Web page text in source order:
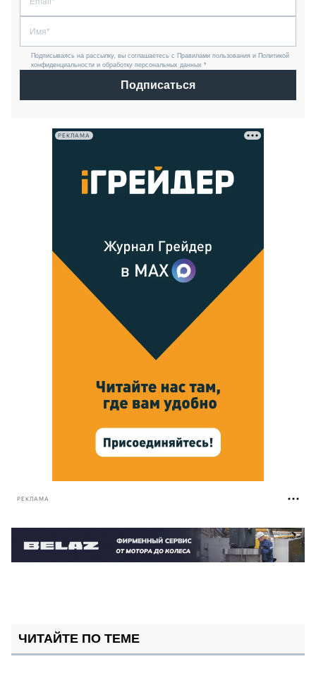
Подписываясь на рассылку, вы соглашаетесь с Правилами пользования и Политикой
конфиденциальности и обработку персональных данных *
Подписаться
РЕКЛАМА
РЕКЛАМА
ЧИТАЙТЕ ПО ТЕМЕ